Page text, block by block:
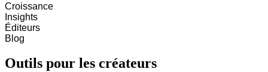
Croissance
Insights
Éditeurs
Blog
Outils pour les créateurs